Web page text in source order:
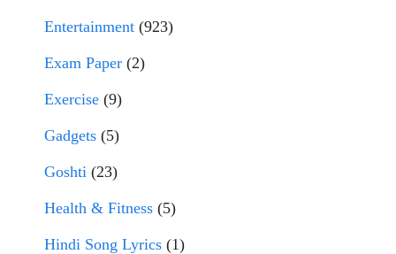
Entertainment (923)
Exam Paper (2)
Exercise (9)
Gadgets (5)
Goshti (23)
Health & Fitness (5)
Hindi Song Lyrics (1)